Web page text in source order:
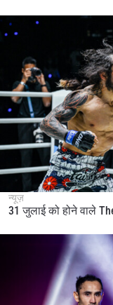
न्यूज़
31 जुलाई को होने वाले